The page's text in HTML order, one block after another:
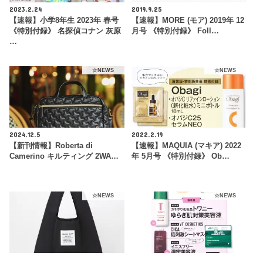
2023.2.24
【速報】小学8年生 2023年 春号
《特別付録》 名探偵コナン 灰原
…
2019.9.25
【速報】MORE (モア) 2019年 12
月号 《特別付録》 Foll…
☆NEWS
2024.12.5
【新刊情報】Roberta di
Camerino キルティング 2WA…
☆NEWS
2022.2.19
【速報】MAQUIA (マキア) 2022
年 5月号 《特別付録》 Ob…
☆NEWS ☆NEWS